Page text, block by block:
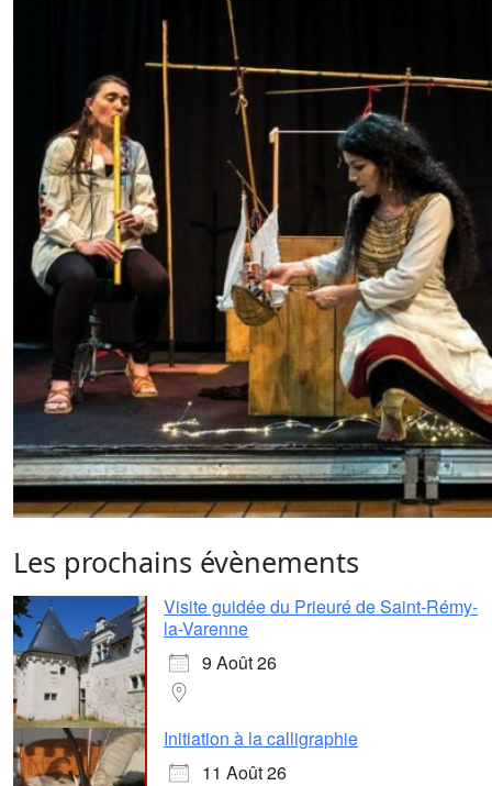
Les prochains évènements
Visite guidée du Prieuré de Saint-Rémy-
la-Varenne
9 Août 26
Initiation à la calligraphie
11 Août 26